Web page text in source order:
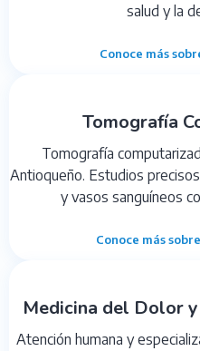
salud y la
Conoce más
Tomografía
Tomografía
Antioqueño. Estudios
y vasos sanguíneos
Conoce más
Medicina del Dolor
Atención humana y